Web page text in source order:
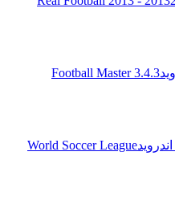
Football Master
World Soccer League